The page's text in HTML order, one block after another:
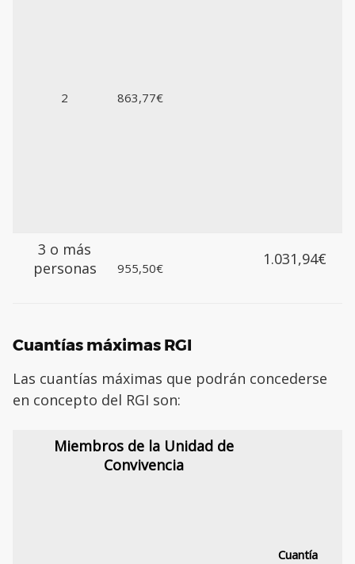
2 863,77€
3 o más
personas
955,50€ 1.031,94€
Cuantías máximas RGI
Las cuantías máximas que podrán concederse
en concepto del RGI son:
Miembros de la Unidad de
Convivencia
Cuantía